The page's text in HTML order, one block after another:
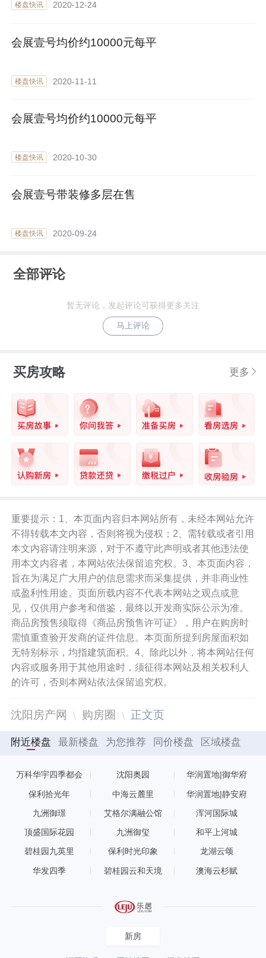
楼盘快讯 2020-12-24
会展壹号均价约10000元每平
楼盘快讯 2020-11-11
会展壹号均价约10000元每平
楼盘快讯 2020-10-30
会展壹号带装修多层在售
楼盘快讯 2020-09-24
全部评论
暂无评论，发起评论可获得更多关注
马上评论
买房攻略 更多
重要提示：1、本页面内容归本网站所有，未经本网站允许
不得转载本文内容，否则将视为侵权；2、需转载或者引用
本文内容请注明来源，对于不遵守此声明或者其他违法使
用本文内容者，本网站依法保留追究权。3、本页面内容，
旨在为满足广大用户的信息需求而采集提供，并非商业性
或盈利性用途。页面所载内容不代表本网站之观点或意
见，仅供用户参考和借鉴，最终以开发商实际公示为准。
商品房预售须取得《商品房预售许可证》，用户在购房时
需慎重查验开发商的证件信息。本页面所提到房屋面积如
无特别标示，均指建筑面积。4、除此以外，将本网站任何
内容或服务用于其他用途时，须征得本网站及相关权利人
的许可，否则本网站依法保留追究权。
沈阳房产网 购房圈 正文页
附近楼盘 最新楼盘 为您推荐 同价楼盘 区域楼盘
万科华宇四季都会 沈阳奥园 华润置地|御华府
保利拾光年 中海云麓里 华润置地|静安府
九洲御璟 艾格尔满融公馆 浑河国际城
顶盛国际花园 九洲御玺 和平上河城
碧桂园九英里 保利时光印象 龙湖云颂
华发四季 碧桂园云和天境 澳海云杉赋
新房